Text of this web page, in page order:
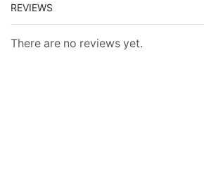
REVIEWS
There are no reviews yet.